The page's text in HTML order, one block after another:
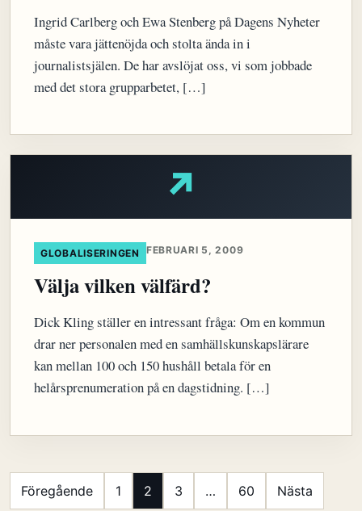
Ingrid Carlberg och Ewa Stenberg på Dagens Nyheter
måste vara jättenöjda och stolta ända in i
journalistsjälen. De har avslöjat oss, vi som jobbade
med det stora grupparbetet, […]
↗
GLOBALISERINGEN FEBRUARI 5, 2009
Välja vilken välfärd?
Dick Kling ställer en intressant fråga: Om en kommun
drar ner personalen med en samhällskunskapslärare
kan mellan 100 och 150 hushåll betala för en
helårsprenumeration på en dagstidning. […]
Sidnumrering
Föregående 1 2 3 … 60 Nästa